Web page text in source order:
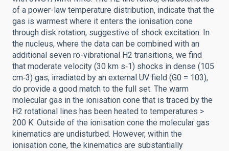
of a power-law temperature distribution, indicate that the
gas is warmest where it enters the ionisation cone
through disk rotation, suggestive of shock excitation. In
the nucleus, where the data can be combined with an
additional seven ro-vibrational H2 transitions, we find
that moderate velocity (30 km s‑1) shocks in dense (105
cm‑3) gas, irradiated by an external UV field (G0 = 103),
do provide a good match to the full set. The warm
molecular gas in the ionisation cone that is traced by the
H2 rotational lines has been heated to temperatures >
200 K. Outside of the ionisation cone the molecular gas
kinematics are undisturbed. However, within the
ionisation cone, the kinematics are substantially